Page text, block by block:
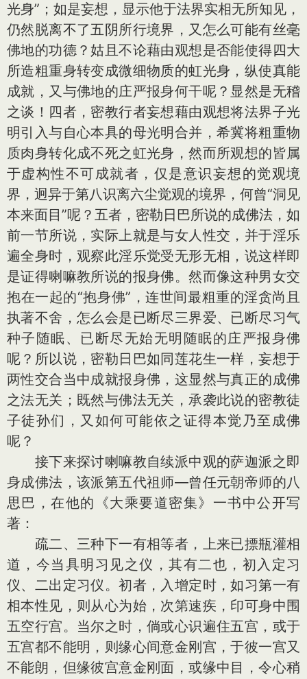
光身”；如是妄想，显示他于法界实相无所知见，
仍然脱离不了五阴所行境界，又怎么可能有丝毫
佛地的功德？姑且不论藉由观想是否能使得四大
所造粗重身转变成微细物质的虹光身，纵使真能
成就，又与佛地的庄严报身何干呢？显然是无稽
之谈！四者，密教行者妄想藉由观想将法界子光
明引入与自心本具的母光明合并，希冀将粗重物
质肉身转化成不死之虹光身，然而所观想的皆属
于虚构性不可成就者，仅是意识妄想的觉观境
界，迥异于第八识离六尘觉观的境界，何曾“洞见
本来面目”呢？五者，密勒日巴所说的成佛法，如
前一节所说，实际上就是与女人性交，并于淫乐
遍全身时，观察此淫乐觉受无形无相，说这样即
是证得喇嘛教所说的报身佛。然而像这种男女交
抱在一起的“抱身佛”，连世间最粗重的淫贪尚且
执著不舍，怎么会是已断尽三界爱、已断尽习气
种子随眠、已断尽无始无明随眠的庄严报身佛
呢？所以说，密勒日巴如同莲花生一样，妄想于
两性交合当中成就报身佛，这显然与真正的成佛
之法无关；既然与佛法无关，承袭此说的密教徒
子徒孙们，又如何可能依之证得本觉乃至成佛
呢？
接下来探讨喇嘛教自续派中观的萨迦派之即
身成佛法，该派第五代祖师—曾任元朝帝师的八
思巴，在他的《大乘要道密集》一书中公开写
著：
疏二、三种下一有相等者，上来已摽瓶灌相
道，今当具明习见之仪，其有二也，初入定习
仪、二出定习仪。初者，入增定时，如习第一有
相本性见，则从心为始，次第速疾，印可身中围
五空行宫。当尔之时，倘或心识遍住五宫，或于
五宫都不能明，则缘心间意金刚宫，于彼一宫又
不能朗，但缘彼宫意金刚面，或缘中目，令心稍